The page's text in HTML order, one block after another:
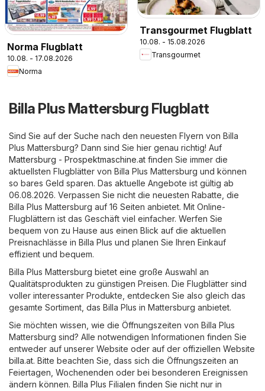
Norma Flugblatt
10.08. - 17.08.2026
Norma
Transgourmet Flugblatt
10.08. - 15.08.2026
Transgourmet
Billa Plus Mattersburg Flugblatt
Sind Sie auf der Suche nach den neuesten Flyern von Billa
Plus Mattersburg? Dann sind Sie hier genau richtig! Auf
Mattersburg - Prospektmaschine.at finden Sie immer die
aktuellsten Flugblätter von Billa Plus Mattersburg und können
so bares Geld sparen. Das aktuelle Angebote ist gültig ab
06.08.2026. Verpassen Sie nicht die neuesten Rabatte, die
Billa Plus Mattersburg auf 16 Seiten anbietet. Mit Online-
Flugblättern ist das Geschäft viel einfacher. Werfen Sie
bequem von zu Hause aus einen Blick auf die aktuellen
Preisnachlässe in Billa Plus und planen Sie Ihren Einkauf
effizient und bequem.
Billa Plus Mattersburg bietet eine große Auswahl an
Qualitätsprodukten zu günstigen Preisen. Die Flugblätter sind
voller interessanter Produkte, entdecken Sie also gleich das
gesamte Sortiment, das Billa Plus in Mattersburg anbietet.
Sie möchten wissen, wie die Öffnungszeiten von Billa Plus
Mattersburg sind? Alle notwendigen Informationen finden Sie
entweder auf unserer Website oder auf der offiziellen Website
billa.at. Bitte beachten Sie, dass sich die Öffnungszeiten an
Feiertagen, Wochenenden oder bei besonderen Ereignissen
ändern können. Billa Plus Filialen finden Sie nicht nur in